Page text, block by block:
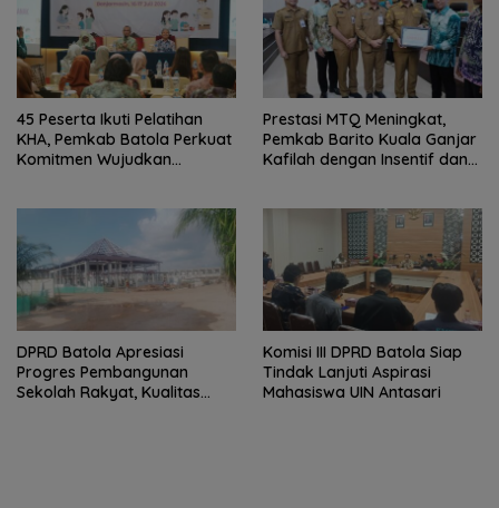
45 Peserta Ikuti Pelatihan
KHA, Pemkab Batola Perkuat
Komitmen Wujudkan
Prestasi MTQ Meningkat,
Pemkab Barito Kuala Ganjar
Kafilah dengan Insentif dan
DPRD Batola Apresiasi
Progres Pembangunan
Sekolah Rakyat, Kualitas
Komisi III DPRD Batola Siap
Tindak Lanjuti Aspirasi
Mahasiswa UIN Antasari